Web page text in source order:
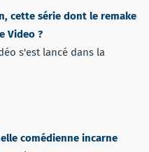
cette série dont le remake
Video ?
s'est lancé dans la
comédienne incarne